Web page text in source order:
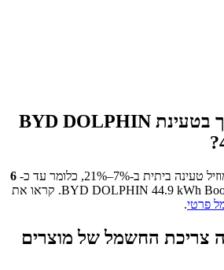
בטעינת BYD DOLPHIN
?
ב-7%–21%, כלומר עד כ-
6
BYD DOLPHIN 44.9 kWh. קראו את
פרטי.
צריכת החשמל של מוצרים